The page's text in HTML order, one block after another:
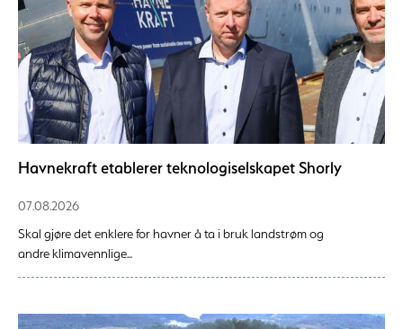
Havnekraft etablerer teknologiselskapet Shorly
07.08.2026
Skal gjøre det enklere for havner å ta i bruk landstrøm og
andre klimavennlige...